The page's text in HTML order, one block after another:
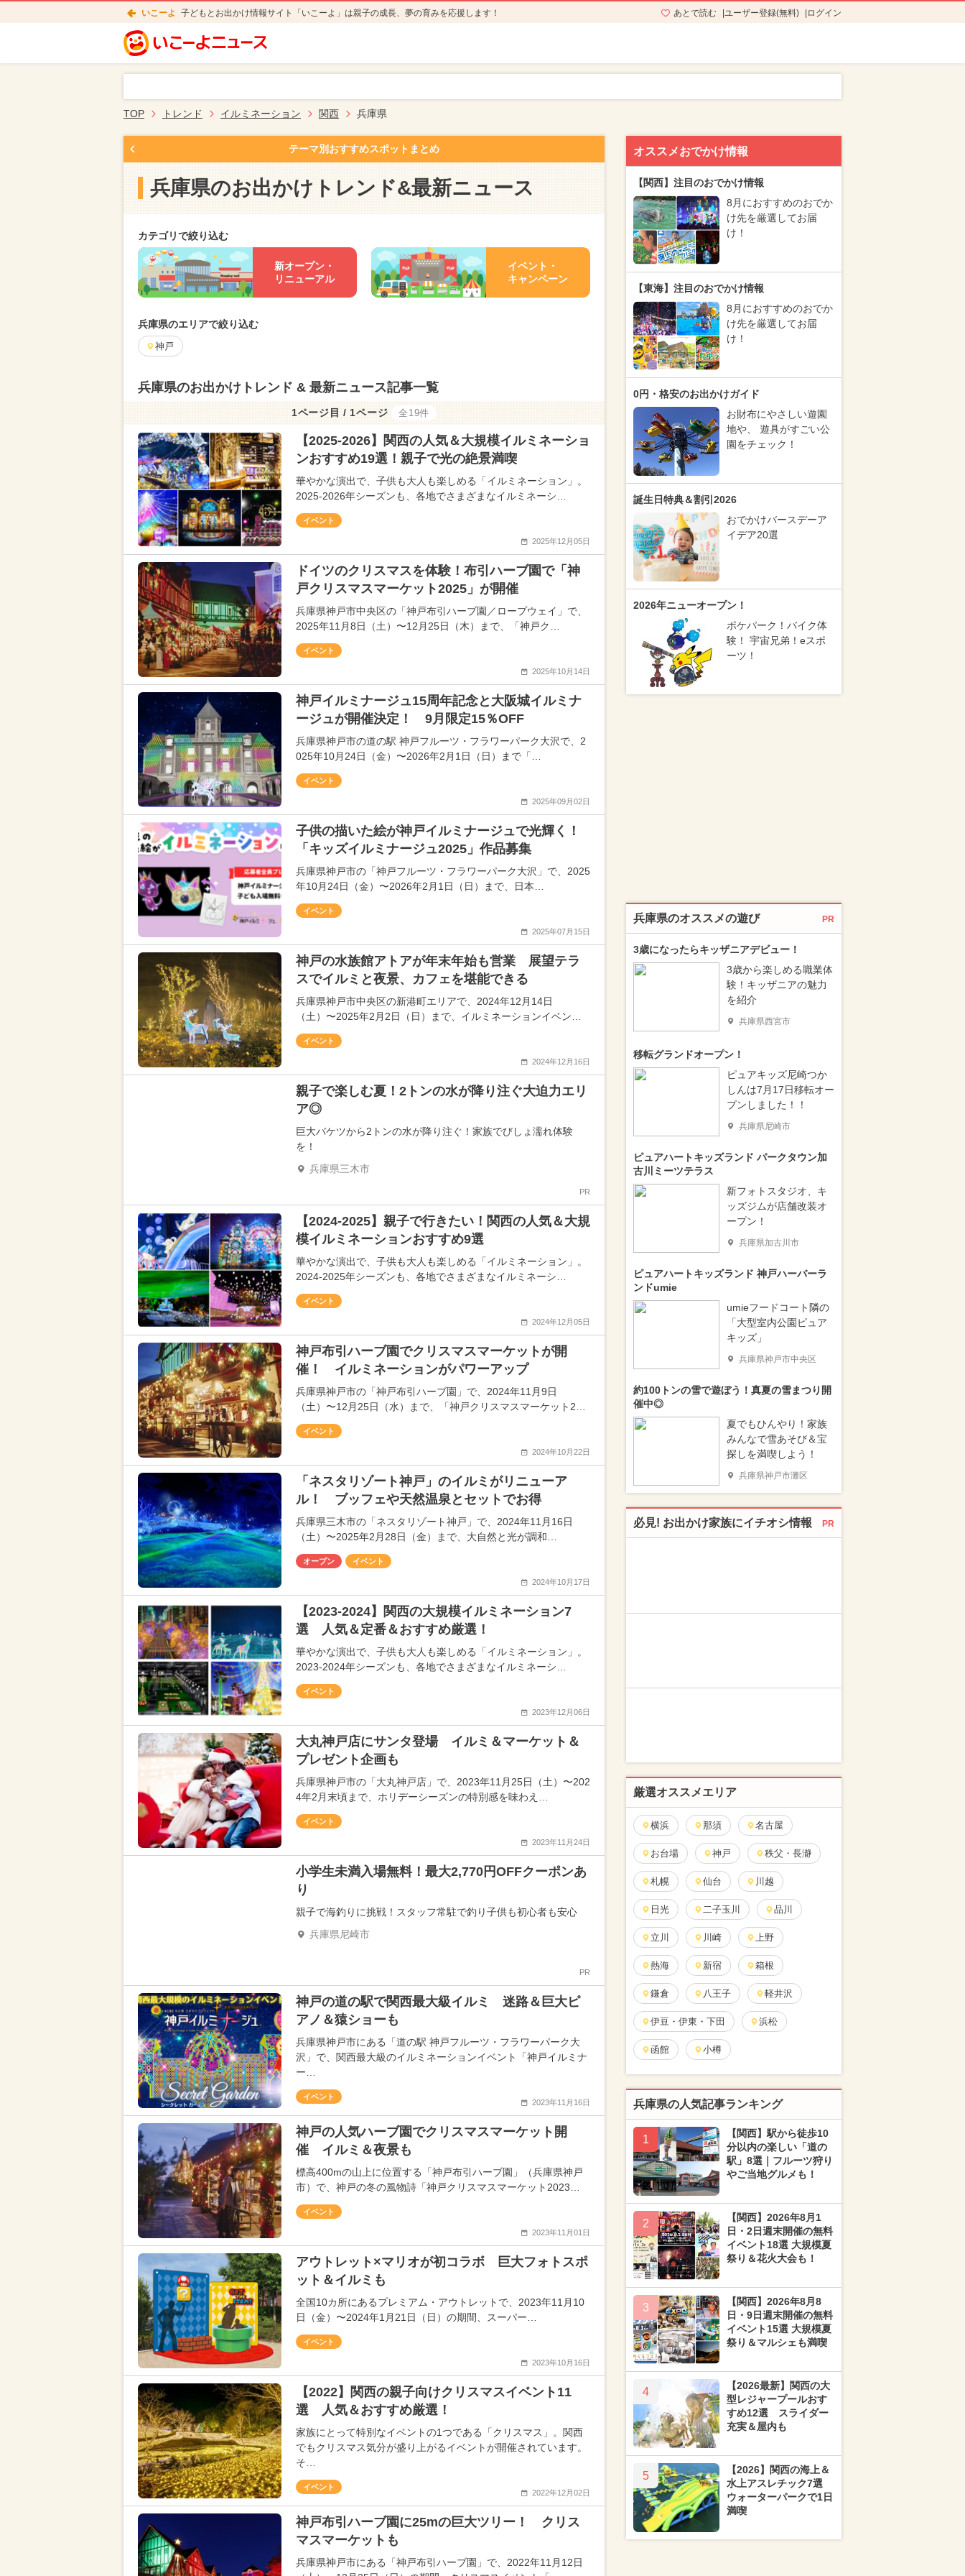
いこーよ 子どもとお出かけ情報サイト「いこーよ」は親子の成長、夢の育みを応援します！ あとで読む ユーザー登録(無料) ログイン
TOP トレンド イルミネーション 関西 兵庫県
テーマ別おすすめスポットまとめ
兵庫県のお出かけトレンド&最新ニュース
カテゴリで絞り込む
新オープン・
リニューアル
イベント・
キャンペーン
兵庫県のエリアで絞り込む
神戸
兵庫県のお出かけトレンド & 最新ニュース記事一覧
1ページ目 / 1ページ 全19件
【2025-2026】関西の人気＆大規模イルミネーショ
ンおすすめ19選！親子で光の絶景満喫
華やかな演出で、子供も大人も楽しめる「イルミネーション」。
2025-2026年シーズンも、各地でさまざまなイルミネーシ…
イベント
2025年12月05日
ドイツのクリスマスを体験！布引ハーブ園で「神
戸クリスマスマーケット2025」が開催
兵庫県神戸市中央区の「神戸布引ハーブ園／ロープウェイ」で、
2025年11月8日（土）〜12月25日（木）まで、「神戸ク…
イベント
2025年10月14日
神戸イルミナージュ15周年記念と大阪城イルミナ
ージュが開催決定！ 9月限定15％OFF
兵庫県神戸市の道の駅 神戸フルーツ・フラワーパーク大沢で、2
025年10月24日（金）〜2026年2月1日（日）まで「…
イベント
2025年09月02日
子供の描いた絵が神戸イルミナージュで光輝く！
「キッズイルミナージュ2025」作品募集
兵庫県神戸市の「神戸フルーツ・フラワーパーク大沢」で、2025
年10月24日（金）〜2026年2月1日（日）まで、日本…
イベント
2025年07月15日
神戸の水族館アトアが年末年始も営業 展望テラ
スでイルミと夜景、カフェを堪能できる
兵庫県神戸市中央区の新港町エリアで、2024年12月14日
（土）〜2025年2月2日（日）まで、イルミネーションイベン…
イベント
2024年12月16日
親子で楽しむ夏！2トンの水が降り注ぐ大迫力エリ
ア◎
巨大バケツから2トンの水が降り注ぐ！家族でびしょ濡れ体験
を！
兵庫県三木市
PR
【2024-2025】親子で行きたい！関西の人気＆大規
模イルミネーションおすすめ9選
華やかな演出で、子供も大人も楽しめる「イルミネーション」。
2024-2025年シーズンも、各地でさまざまなイルミネーシ…
イベント
2024年12月05日
神戸布引ハーブ園でクリスマスマーケットが開
催！ イルミネーションがパワーアップ
兵庫県神戸市の「神戸布引ハーブ園」で、2024年11月9日
（土）〜12月25日（水）まで、「神戸クリスマスマーケット2…
イベント
2024年10月22日
「ネスタリゾート神戸」のイルミがリニューア
ル！ ブッフェや天然温泉とセットでお得
兵庫県三木市の「ネスタリゾート神戸」で、2024年11月16日
（土）〜2025年2月28日（金）まで、大自然と光が調和…
オープン イベント
2024年10月17日
【2023-2024】関西の大規模イルミネーション7
選 人気＆定番＆おすすめ厳選！
華やかな演出で、子供も大人も楽しめる「イルミネーション」。
2023-2024年シーズンも、各地でさまざまなイルミネーシ…
イベント
2023年12月06日
大丸神戸店にサンタ登場 イルミ＆マーケット＆
プレゼント企画も
兵庫県神戸市の「大丸神戸店」で、2023年11月25日（土）〜202
4年2月末頃まで、ホリデーシーズンの特別感を味わえ…
イベント
2023年11月24日
小学生未満入場無料！最大2,770円OFFクーポンあ
り
親子で海釣りに挑戦！スタッフ常駐で釣り子供も初心者も安心
兵庫県尼崎市
PR
神戸の道の駅で関西最大級イルミ 迷路＆巨大ピ
アノ＆猿ショーも
兵庫県神戸市にある「道の駅 神戸フルーツ・フラワーパーク大
沢」で、関西最大級のイルミネーションイベント「神戸イルミナ
ー…
イベント
2023年11月16日
神戸の人気ハーブ園でクリスマスマーケット開
催 イルミ＆夜景も
標高400mの山上に位置する「神戸布引ハーブ園」（兵庫県神戸
市）で、神戸の冬の風物詩「神戸クリスマスマーケット2023…
イベント
2023年11月01日
アウトレット×マリオが初コラボ 巨大フォトスポ
ット＆イルミも
全国10カ所にあるプレミアム・アウトレットで、2023年11月10
日（金）〜2024年1月21日（日）の期間、スーパー…
イベント
2023年10月16日
【2022】関西の親子向けクリスマスイベント11
選 人気＆おすすめ厳選！
家族にとって特別なイベントの1つである「クリスマス」。関西
でもクリスマス気分が盛り上がるイベントが開催されています。
そ…
イベント
2022年12月02日
神戸布引ハーブ園に25mの巨大ツリー！ クリス
マスマーケットも
兵庫県神戸市にある「神戸布引ハーブ園」で、2022年11月12日
オススメおでかけ情報
【関西】注目のおでかけ情報
8月におすすめのおでか
け先を厳選してお届
け！
【東海】注目のおでかけ情報
8月におすすめのおでか
け先を厳選してお届
け！
0円・格安のお出かけガイド
お財布にやさしい遊園
地や、 遊具がすごい公
園をチェック！
誕生日特典＆割引2026
おでかけバースデーア
イデア20選
2026年ニューオープン！
ポケパーク！バイク体
験！ 宇宙兄弟！eスポ
ーツ！
兵庫県のオススメの遊び PR
3歳になったらキッザニアデビュー！
3歳から楽しめる職業体
験！キッザニアの魅力
を紹介
兵庫県西宮市
移転グランドオープン！
ピュアキッズ尼崎つか
しんは7月17日移転オー
プンしました！！
兵庫県尼崎市
ピュアハートキッズランド パークタウン加
古川ミーツテラス
新フォトスタジオ、キ
ッズジムが店舗改装オ
ープン！
兵庫県加古川市
ピュアハートキッズランド 神戸ハーバーラ
ンドumie
umieフードコート隣の
「大型室内公園ピュア
キッズ」
兵庫県神戸市中央区
約100トンの雪で遊ぼう！真夏の雪まつり開
催中◎
夏でもひんやり！家族
みんなで雪あそび＆宝
探しを満喫しよう！
兵庫県神戸市灘区
必見! お出かけ家族にイチオシ情報 PR
厳選オススメエリア
横浜 那須 名古屋
お台場 神戸 秩父・長瀞
札幌 仙台 川越
日光 二子玉川 品川
立川 川崎 上野
熱海 新宿 箱根
鎌倉 八王子 軽井沢
伊豆・伊東・下田 浜松
函館 小樽
兵庫県の人気記事ランキング
1
【関西】駅から徒歩10
分以内の楽しい「道の
駅」8選｜フルーツ狩り
やご当地グルメも！
2
【関西】2026年8月1
日・2日週末開催の無料
イベント18選 大規模夏
祭り＆花火大会も！
3
【関西】2026年8月8
日・9日週末開催の無料
イベント15選 大規模夏
祭り＆マルシェも満喫
4
【2026最新】関西の大
型レジャープールおす
すめ12選 スライダー
充実＆屋内も
5
【2026】関西の海上＆
水上アスレチック7選
ウォーターパークで1日
満喫